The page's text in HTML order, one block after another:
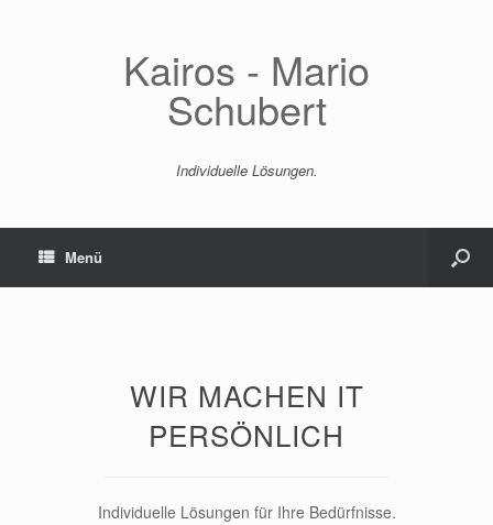
Kairos - Mario
Schubert
Individuelle Lösungen.
Menü
WIR MACHEN IT
PERSÖNLICH
Individuelle Lösungen für Ihre Bedürfnisse.